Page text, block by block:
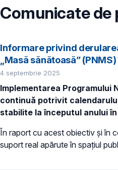
Comunicate de
Informare privind
„Masă sănătoasă”
4 septembrie 2025
Implementarea Programului
continuă potrivit
stabilite la începutul anului
În raport cu acest obiectiv și în
suport real apărute în spațiul